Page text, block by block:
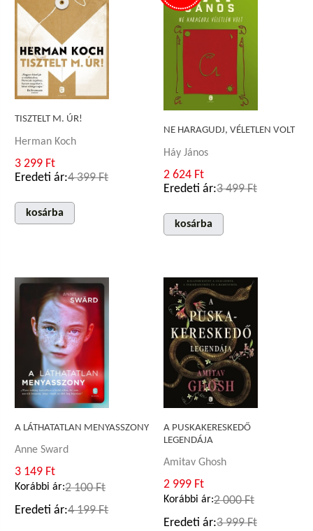
TISZTELT M. ÚR!
Herman Koch
3 299 Ft
Eredeti ár:4 399 Ft
kosárba
NE HARAGUDJ, VÉLETLEN VOLT
Háy János
2 624 Ft
Eredeti ár:3 499 Ft
kosárba
A LÁTHATATLAN MENYASSZONY
Anne Sward
3 149 Ft
Korábbi ár:2 100 Ft
Eredeti ár:4 199 Ft
A PUSKAKERESKEDŐ
LEGENDÁJA
Amitav Ghosh
2 999 Ft
Korábbi ár:2 000 Ft
Eredeti ár:3 999 Ft